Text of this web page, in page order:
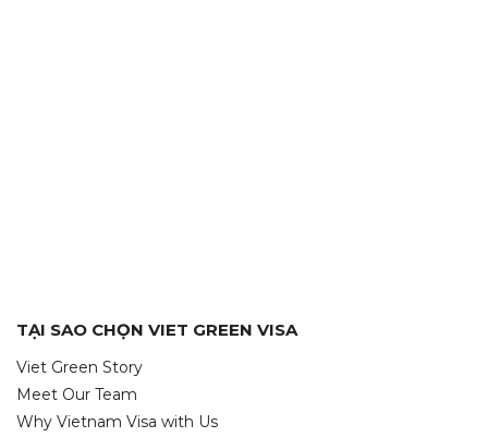
TẠI SAO CHỌN VIET GREEN VISA
Viet Green Story
Meet Our Team
Why Vietnam Visa with Us